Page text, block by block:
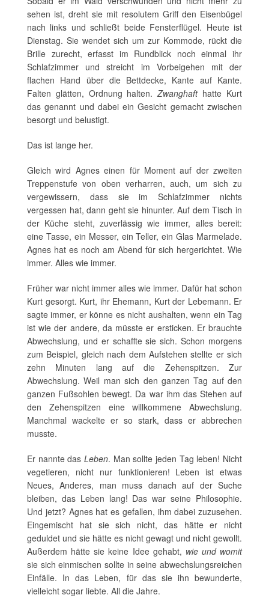
sehen ist, dreht sie mit resolutem Griff den Eisenbügel
nach links und schließt beide Fensterflügel. Heute ist
Dienstag. Sie wendet sich um zur Kommode, rückt die
Brille zurecht, erfasst im Rundblick noch einmal ihr
Schlafzimmer und streicht im Vorbeigehen mit der
flachen Hand über die Bettdecke, Kante auf Kante.
Falten glätten, Ordnung halten.Zwanghafthatte Kurt
das genannt und dabei ein Gesicht gemacht zwischen
besorgt und belustigt.
Das ist lange her.
Gleich wird Agnes einen für Moment auf der zweiten
Treppenstufe von oben verharren, auch, um sich zu
vergewissern, dass sie im Schlafzimmer nichts
vergessen hat, dann geht sie hinunter. Auf dem Tisch in
der Küche steht, zuverlässig wie immer, alles bereit:
eine Tasse, ein Messer, ein Teller, ein Glas Marmelade.
Agnes hat es noch am Abend für sich hergerichtet. Wie
immer. Alles wie immer.
Früher war nicht immer alles wie immer. Dafür hat schon
Kurt gesorgt. Kurt, ihr Ehemann, Kurt der Lebemann. Er
sagte immer, er könne es nicht aushalten, wenn ein Tag
ist wie der andere, da müsste er ersticken. Er brauchte
Abwechslung, und er schaffte sie sich. Schon morgens
zum Beispiel, gleich nach dem Aufstehen stellte er sich
zehn Minuten lang auf die Zehenspitzen. Zur
Abwechslung. Weil man sich den ganzen Tag auf den
ganzen Fußsohlen bewegt. Da war ihm das Stehen auf
den Zehenspitzen eine willkommene Abwechslung.
Manchmal wackelte er so stark, dass er abbrechen
musste.
Er nannte das Leben. Man sollte jeden Tag leben! Nicht
vegetieren, nicht nur funktionieren! Leben ist etwas
Neues, Anderes, man muss danach auf der Suche
bleiben, das Leben lang! Das war seine Philosophie.
Und jetzt? Agnes hat es gefallen, ihm dabei zuzusehen.
Eingemischt hat sie sich nicht, das hätte er nicht
geduldet und sie hätte es nicht gewagt und nicht gewollt.
Außerdem hätte sie keine Idee gehabt, wie und womit
sie sich einmischen sollte in seine abwechslungsreichen
Einfälle. In das Leben, für das sie ihn bewunderte,
vielleicht sogar liebte. All die Jahre.